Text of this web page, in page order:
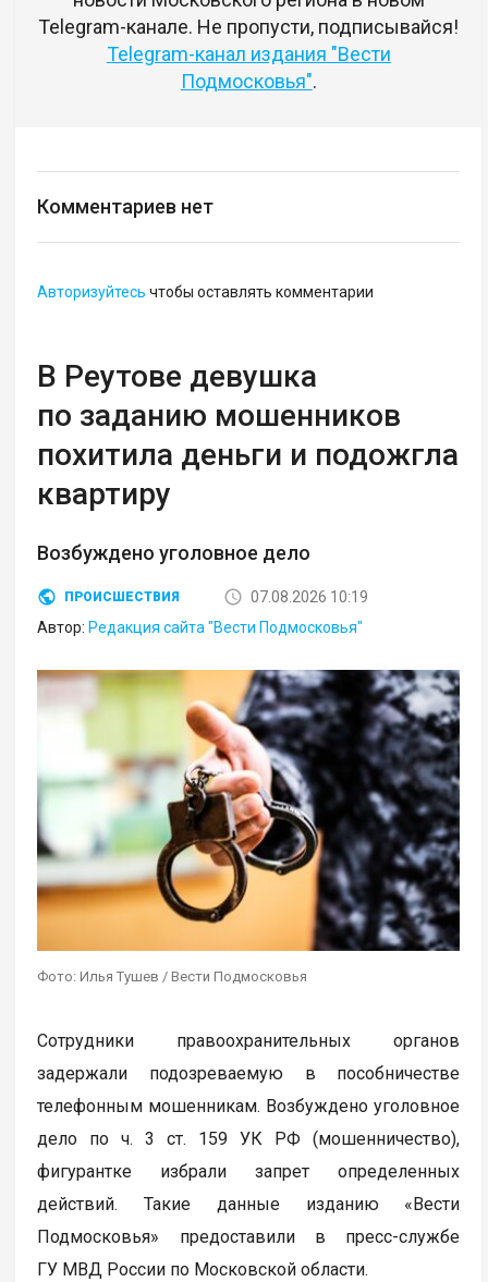
Telegram-канале. Не пропусти, подписывайся!
Telegram-канал издания "Вести
Подмосковья".
Комментариев нет
Авторизуйтесь чтобы оставлять комментарии
В Реутове девушка
по заданию мошенников
похитила деньги и подожгла
квартиру
Возбуждено уголовное дело
ПРОИСШЕСТВИЯ
07.08.2026 10:19
Автор: Редакция сайта "Вести Подмосковья"
Фото: Илья Тушев / Вести Подмосковья
Сотрудники правоохранительных органов
задержали подозреваемую в пособничестве
телефонным мошенникам. Возбуждено уголовное
дело по ч. 3 ст. 159 УК РФ (мошенничество),
фигурантке избрали запрет определенных
действий. Такие данные изданию «Вести
Подмосковья» предоставили в пресс-службе
ГУ МВД России по Московской области.